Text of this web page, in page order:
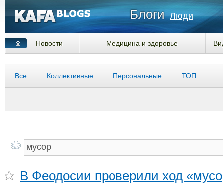
Блоги Люди
Новости Медицина и здоровье
Все Коллективные Персональные ТОП
В Феодосии проверили ход